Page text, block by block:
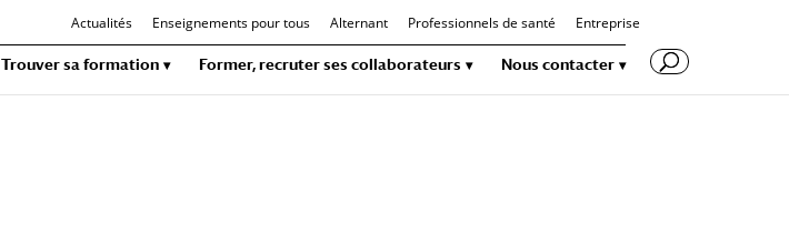
Actualités Enseignements pour tous Alternant Professionnels de santé Entreprise
Trouver sa formation Former, recruter ses collaborateurs Nous contacter